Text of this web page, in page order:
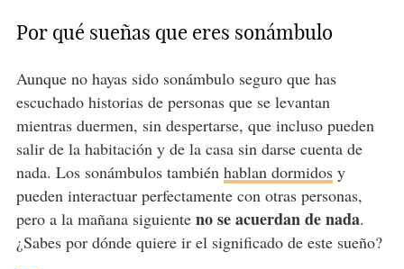
Por qué sueñas que eres sonámbulo
Aunque no hayas sido sonámbulo seguro que has
escuchado historias de personas que se levantan
mientras duermen, sin despertarse, que incluso pueden
salir de la habitación y de la casa sin darse cuenta de
nada. Los sonámbulos también hablan dormidosy
pueden interactuar perfectamente con otras personas,
pero a la mañana siguiente no se acuerdan de nada.
¿Sabes por dónde quiere ir el significado de este sueño?